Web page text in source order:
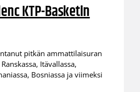
KTP-Basketin
pitkän ammattilaisuran
Itävallassa,
Bosniassa ja viimeksi